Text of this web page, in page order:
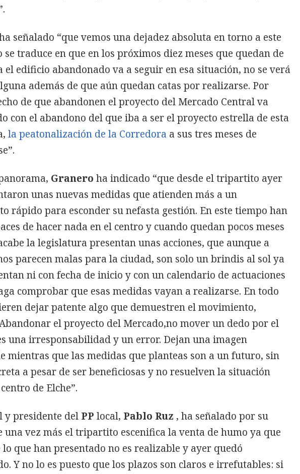
señalado “que vemos una dejadez absoluta en torno a este
se traduce en que en los próximos diez meses que quedan de
edificio abandonado va a seguir en esa situación, no se verá
además de que aún quedan catas por realizarse. Por
de que abandonen el proyecto del Mercado Central va
con el abandono del que iba a ser el proyecto estrella de esta
la peatonalización de la Corredora a sus tres meses de
Granero ha indicado “que desde el tripartito ayer
unas nuevas medidas que atienden más a un
rápido para esconder su nefasta gestión. En este tiempo han
de hacer nada en el centro y cuando quedan pocos meses
la legislatura presentan unas acciones, que aunque a
parecen malas para la ciudad, son solo un brindis al sol ya
ni con fecha de inicio y con un calendario de actuaciones
comprobar que esas medidas vayan a realizarse. En todo
dejar patente algo que demuestren el movimiento,
el proyecto del Mercado,no mover un dedo por el
una irresponsabilidad y un error. Dejan una imagen
mientras que las medidas que planteas son a un futuro, sin
a pesar de ser beneficiosas y no resuelven la situación
de Elche”.
y presidente del PP local, Pablo Ruz , ha señalado por su
una vez más el tripartito escenifica la venta de humo ya que
lo que han presentado no es realizable y ayer quedó
Y no lo es puesto que los plazos son claros e irrefutables: si